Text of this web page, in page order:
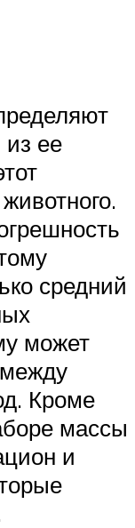
из ее
средний
может
Кроме
массы
и